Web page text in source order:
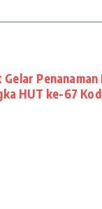
HUT ke-67